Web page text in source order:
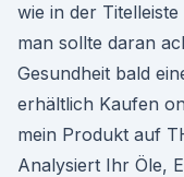
wie in der
man sollte daran
Gesundheit bald
erhältlich Kaufen
mein Produkt auf
Analysiert Ihr Öle,